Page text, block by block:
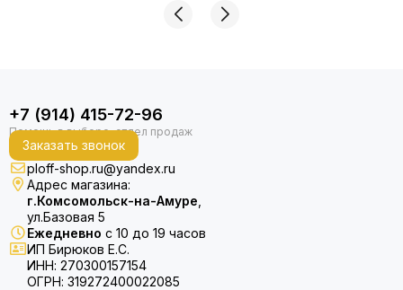
+7 (914) 415-72-96
Заказать звонок
ploff-shop.ru@yandex.ru
Адрес магазина:
г.Комсомольск-на-Амуре
ул.Базовая 5
Ежедневно с 10 до 19 часов
ИП Бирюков Е.С.
ИНН: 270300157154
ОГРН: 319272400022085